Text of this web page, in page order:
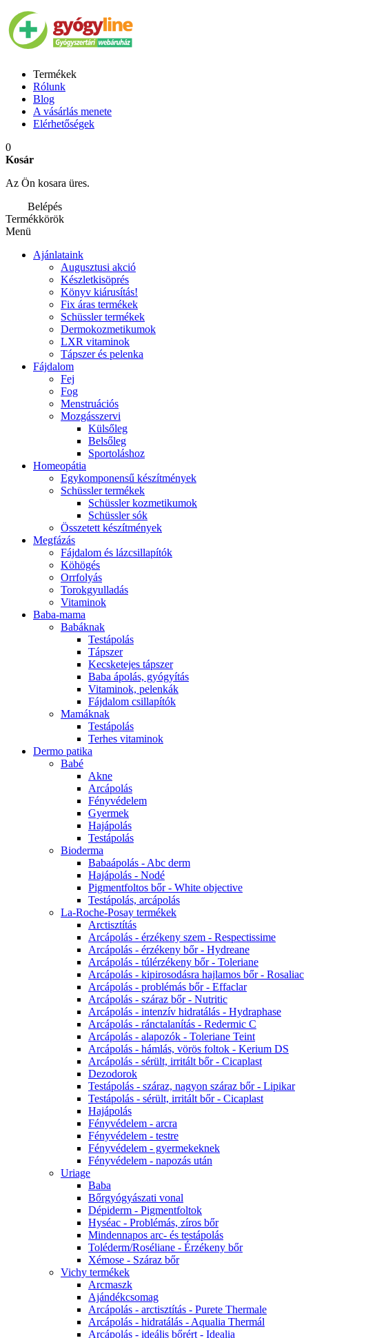
Termékek
Rólunk
Blog
A vásárlás menete
Elérhetőségek
0
Kosár
Az Ön kosara üres.
Belépés
Termékkörök
Menü
Ajánlataink
Augusztusi akció
Készletkisöprés
Könyv kiárusítás!
Fix áras termékek
Schüssler termékek
Dermokozmetikumok
LXR vitaminok
Tápszer és pelenka
Fájdalom
Fej
Fog
Menstruációs
Mozgásszervi
Külsőleg
Belsőleg
Sportoláshoz
Homeopátia
Egykomponensű készítmények
Schüssler termékek
Schüssler kozmetikumok
Schüssler sók
Összetett készítmények
Megfázás
Fájdalom és lázcsillapítók
Köhögés
Orrfolyás
Torokgyulladás
Vitaminok
Baba-mama
Babáknak
Testápolás
Tápszer
Kecsketejes tápszer
Baba ápolás, gyógyítás
Vitaminok, pelenkák
Fájdalom csillapítók
Mamáknak
Testápolás
Terhes vitaminok
Dermo patika
Babé
Akne
Arcápolás
Fényvédelem
Gyermek
Hajápolás
Testápolás
Bioderma
Babaápolás - Abc derm
Hajápolás - Nodé
Pigmentfoltos bőr - White objective
Testápolás, arcápolás
La-Roche-Posay termékek
Arctisztítás
Arcápolás - érzékeny szem - Respectissime
Arcápolás - érzékeny bőr - Hydreane
Arcápolás - túlérzékeny bőr - Toleriane
Arcápolás - kipirosodásra hajlamos bőr - Rosaliac
Arcápolás - problémás bőr - Effaclar
Arcápolás - száraz bőr - Nutritic
Arcápolás - intenzív hidratálás - Hydraphase
Arcápolás - ránctalanítás - Redermic C
Arcápolás - alapozók - Toleriane Teint
Arcápolás - hámlás, vörös foltok - Kerium DS
Arcápolás - sérült, irritált bőr - Cicaplast
Dezodorok
Testápolás - száraz, nagyon száraz bőr - Lipikar
Testápolás - sérült, irritált bőr - Cicaplast
Hajápolás
Fényvédelem - arcra
Fényvédelem - testre
Fényvédelem - gyermekeknek
Fényvédelem - napozás után
Uriage
Baba
Bőrgyógyászati vonal
Dépiderm - Pigmentfoltok
Hyséac - Problémás, zíros bőr
Mindennapos arc- és testápolás
Toléderm/Roséliane - Érzékeny bőr
Xémose - Száraz bőr
Vichy termékek
Arcmaszk
Ajándékcsomag
Arcápolás - arctisztítás - Purete Thermale
Arcápolás - hidratálás - Aqualia Thermál
Arcápolás - ideális bőrért - Idealia